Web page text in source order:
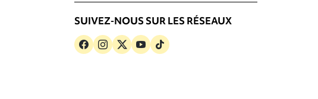
SUIVEZ-NOUS SUR LES RÉSEAUX